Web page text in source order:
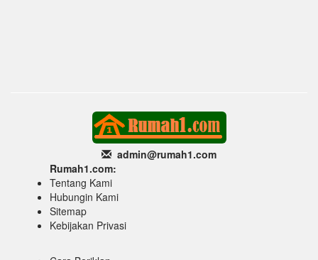
admin@rumah1.com
Rumah1.com:
Tentang Kami
Hubungin Kami
Sitemap
Kebijakan Privasi